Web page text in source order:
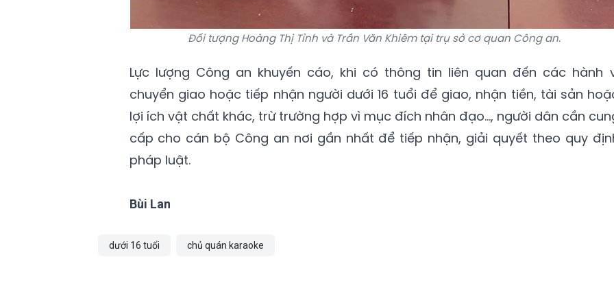
Đối tượng Hoàng Thị Tỉnh và Trần Văn Khiêm tại trụ sở cơ quan Công an.
Lực lượng Công an khuyến cáo, khi có thông tin liên quan đến các hành
chuyển giao hoặc tiếp nhận người dưới 16 tuổi để giao, nhận tiền, tài sản
lợi ích vật chất khác, trừ trường hợp vì mục đích nhân đạo…, người dân cần
cấp cho cán bộ Công an nơi gần nhất để tiếp nhận, giải quyết theo quy
pháp luật.
Bùi Lan
dưới 16 tuổi chủ quán karaoke